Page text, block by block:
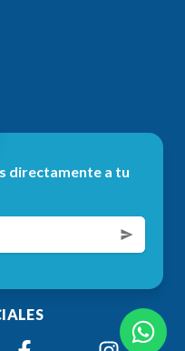
directamente a tu